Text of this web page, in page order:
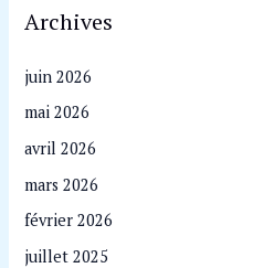
Archives
juin 2026
mai 2026
avril 2026
mars 2026
février 2026
juillet 2025